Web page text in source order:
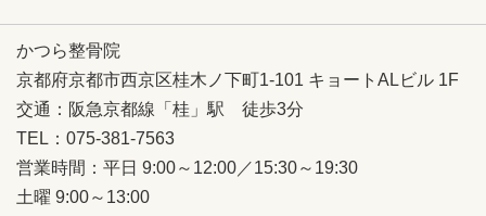
かつら整骨院
京都府京都市西京区桂木ノ下町1-101 キョートALビル 1F
交通： 阪急京都線「 桂」駅 徒歩3分
TEL：075-381-7563
営業時間：平日 9:00～12:00／15:30～19:30
土曜 9:00～13:00